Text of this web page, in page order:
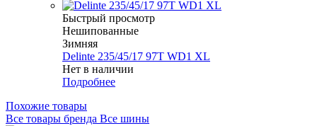
Быстрый просмотр
Нешипованные
Зимняя
Delinte 235/45/17 97T WD1 XL
Нет в наличии
Подробнее
Похожие товары
Все товары бренда Все шины